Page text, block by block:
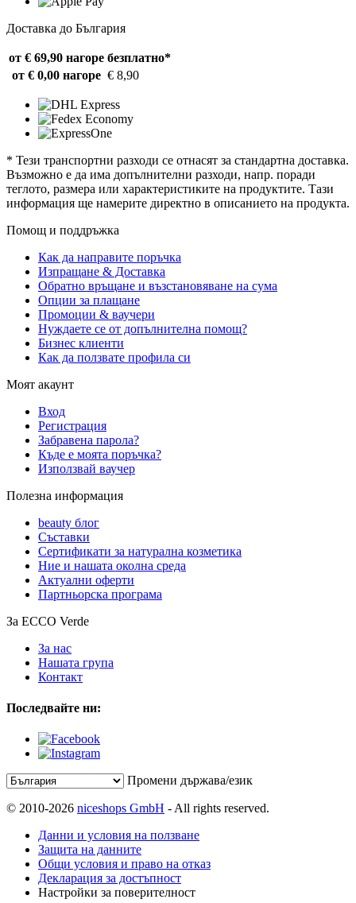
Доставка до България
от € 69,90 нагоре безплатно*
от € 0,00 нагоре € 8,90
* Тези транспортни разходи се отнасят за стандартна доставка.
Възможно е да има допълнителни разходи, напр. поради
теглото, размера или характеристиките на продуктите. Тази
информация ще намерите директно в описанието на продукта.
Помощ и поддръжка
Как да направите поръчка
Изпращане & Доставка
Обратно връщане и възстановяване на сума
Опции за плащане
Промоции & ваучери
Нуждаете се от допълнителна помощ?
Бизнес клиенти
Как да ползвате профила си
Моят акаунт
Вход
Регистрация
Забравена парола?
Къде е моята поръчка?
Използвай ваучер
Полезна информация
beauty блог
Съставки
Сертификати за натурална козметика
Ние и нашата околна среда
Актуални оферти
Партньорска програма
За ECCO Verde
За нас
Нашата група
Контакт
Последвайте ни:
Промени държава/език
© 2010-2026 niceshops GmbH - All rights reserved.
Данни и условия на ползване
Защита на данните
Общи условия и право на отказ
Декларация за достъпност
Настройки за поверителност